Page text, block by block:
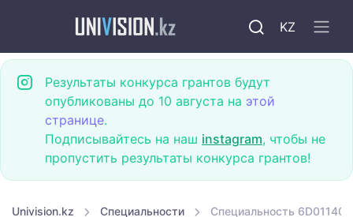
KZ
Результаты конкурса грантов будут
опубликованы до 10 августа на этой
странице.
Подписывайтесь на наш instagram, чтобы не
пропустить результаты конкурса грантов!
Univision.kz Специальности Специальность